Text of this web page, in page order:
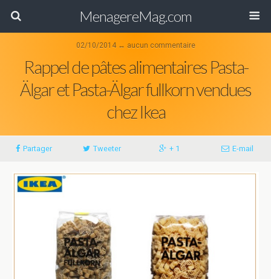
MenagereMag.com
02/10/2014 ↔ aucun commentaire
Rappel de pâtes alimentaires Pasta-
Älgar et Pasta-Älgar fullkorn vendues
chez Ikea
Partager Tweeter + 1 E-mail